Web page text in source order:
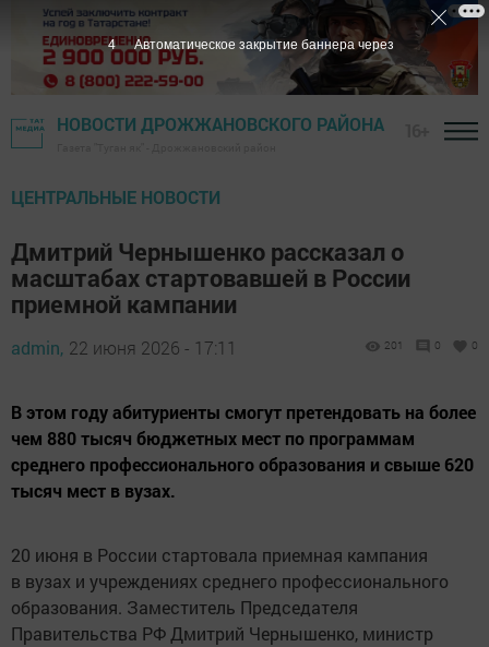
НОВОСТИ ДРОЖЖАНОВСКОГО РАЙОНА
ЦЕНТРАЛЬНЫЕ НОВОСТИ
Дмитрий Чернышенко рассказал о
масштабах стартовавшей в России
приемной кампании
admin, 22 июня 2026 - 17:11 201 0 0
В этом году абитуриенты смогут претендовать на более
чем 880 тысяч бюджетных мест по программам
среднего профессионального образования и свыше 620
тысяч мест в вузах.
20 июня в России стартовала приемная кампания
в вузах и учреждениях среднего профессионального
образования. Заместитель Председателя
Правительства РФ Дмитрий Чернышенко, министр
3 Автоматическое закрытие баннера через